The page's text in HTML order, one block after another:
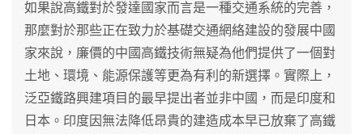
如果說高鐵對於發達國家而言是一種交通系統的完善，
那麼對於那些正在致力於基礎交通網絡建設的發展中國
家來說，廉價的中國高鐵技術無疑為他們提供了一個對
土地、環境、能源保護等更為有利的新選擇。實際上，
泛亞鐵路興建項目的最早提出者並非中國，而是印度和
日本。印度因無法降低昂貴的建造成本早已放棄了高鐵